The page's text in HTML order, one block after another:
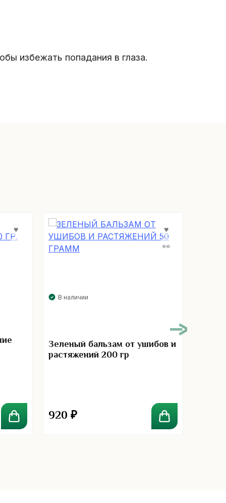
избежать попадания в глаза.
В наличии
Зеленый бальзам от ушибов и
растяжений 200 гр
920 ₽